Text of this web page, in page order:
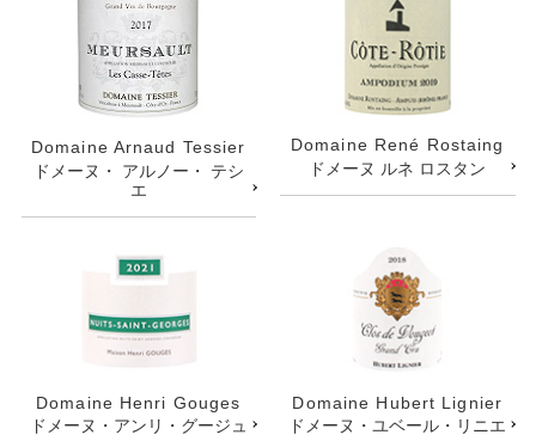
Domaine Arnaud Tessier
ドメーヌ・ アルノー・ テシ
エ
Domaine René Rostaing
ドメーヌ ルネ ロスタン
Domaine Henri Gouges
ドメーヌ・アンリ・グージュ
Domaine Hubert Lignier
ドメーヌ・ユベール・リニエ